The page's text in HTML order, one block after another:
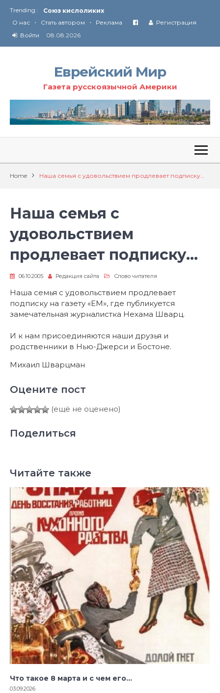
Trending :
Союз кислоликих
Соглашение США с Ираном
О нас • Стать автором • Реклама
Регистрация
Войти
08.08.2026
Еврейский Мир
Газета русскоязычной Америки
Home Наша семья с удовольствием продлевает подписку…
Наша семья с
удовольствием
продлевает подписку…
06.10.2005 Редакция сайта Слово читателя
Наша семья с удовольствием продлевает
подписку на газету «ЕМ», где публикуется
замечательная журналистка Нехама Шварц.
И к нам присоединяются наши друзья и
родственники в Нью-Джерси и Бостоне.
Михаил Шварцман
Оцените пост
(ещё не оценено)
Поделиться
Читайте также
Что такое 8 марта и с чем его…
03.09.2026